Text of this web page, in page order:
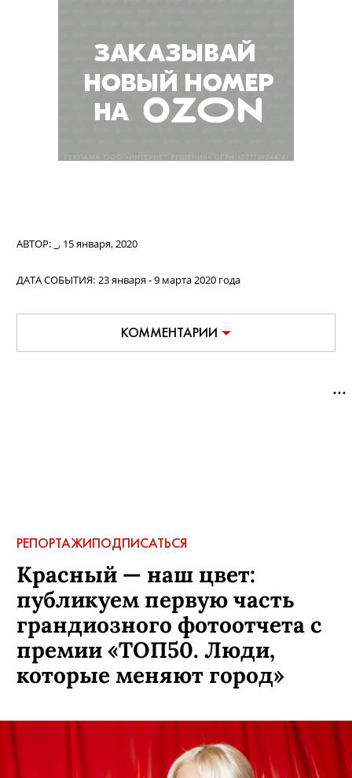
АВТОР: , 15 января, 2020
ДАТА СОБЫТИЯ: 23 января - 9 марта 2020 года
КОММЕНТАРИИ
РЕПОРТАЖИПОДПИСАТЬСЯ
Красный — наш цвет:
публикуем первую часть
грандиозного фотоотчета с
премии «ТОП50. Люди,
которые меняют город»